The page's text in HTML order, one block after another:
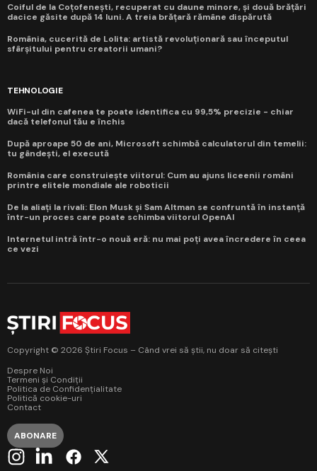
Coiful de la Coțofenești, recuperat cu daune minore, și două brățări
dacice găsite după 14 luni. A treia brățară rămâne dispărută
România, cucerită de Lolita: artistă revoluționară sau începutul
sfârșitului pentru creatorii umani?
TEHNOLOGIE
WiFi-ul din cafenea te poate identifica cu 99,5% precizie - chiar
dacă telefonul tău e închis
După aproape 50 de ani, Microsoft schimbă calculatorul din temelii:
tu gândești, el execută
România care construiește viitorul: Cum au ajuns liceenii români
printre elitele mondiale ale roboticii
De la aliați la rivali: Elon Musk și Sam Altman se confruntă în instanță
într-un proces care poate schimba viitorul OpenAI
Internetul intră într-o nouă eră: nu mai poți avea încredere în ceea
ce vezi
Copyright © 2026 Știri Focus – Când vrei să știi, nu doar să citești
Despre Noi
Termeni și Condiții
Politica de Confidențialitate
Politică cookie-uri
Contact
ABONARE